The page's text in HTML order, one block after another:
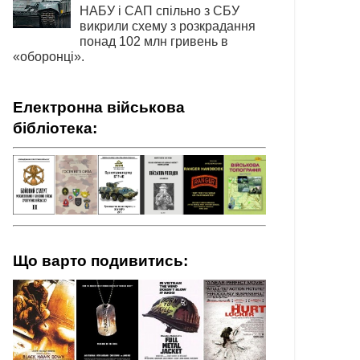
НАБУ і САП спільно з СБУ
викрили схему з розкрадання
понад 102 млн гривень в
«оборонці».
Електронна військова
бібліотека:
Що варто подивитись: